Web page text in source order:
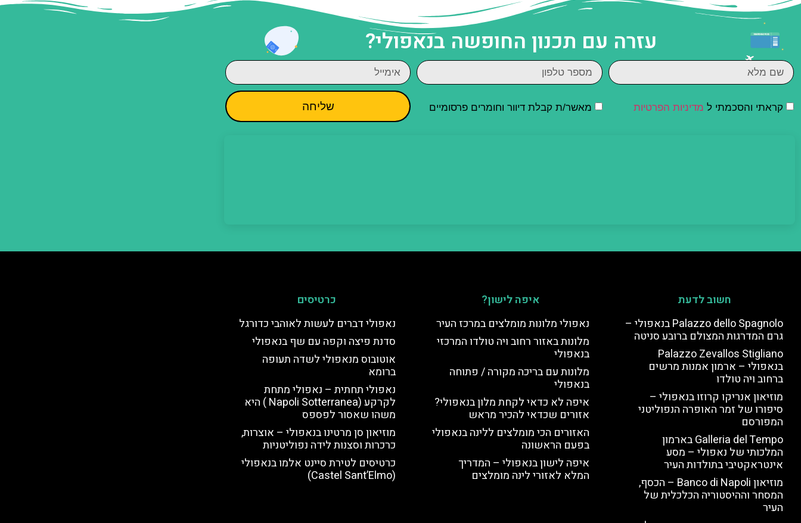
עזרה עם תכנון החופשה בנאפולי?
קראתי והסכמתי ל מדיניות הפרטיות מאשר/ת קבלת דיוור וחומרים פרסומיים שליחה
חשוב לדעת
Palazzo dello Spagnolo בנאפולי –
גרם המדרגות המצולם ברובע סניטה
Palazzo Zevallos Stigliano
בנאפולי – ארמון אמנות מרשים
ברחוב ויה טולדו
מוזיאון אנריקו קרוזו בנאפולי –
סיפורו של זמר האופרה הנפוליטני
המפורסם
Galleria del Tempo בארמון
המלכותי של נאפולי – מסע
אינטראקטיבי בתולדות העיר
מוזיאון Banco di Napoli – הכסף,
המסחר וההיסטוריה הכלכלית של
העיר
איפה לישון?
נאפולי מלונות מומלצים במרכז העיר
מלונות באזור רחוב ויה טולדו המרכזי
בנאפולי
מלונות עם בריכה מקורה / פתוחה
בנאפולי
איפה לא כדאי לקחת מלון בנאפולי?
אזורים שכדאי להכיר מראש
האזורים הכי מומלצים ללינה בנאפולי
בפעם הראשונה
איפה לישון בנאפולי – המדריך
המלא לאזורי לינה מומלצים
כרטיסים
נאפולי דברים לעשות לאוהבי כדורגל
סדנת פיצה וקפה עם שף בנאפולי
אוטובוס מנאפולי לשדה תעופה
ברומא
נאפולי תחתית – נאפולי מתחת
לקרקע (Napoli Sotterranea ) היא
משהו שאסור לפספס
מוזיאון סן מרטינו בנאפולי – אוצרות,
כרכרות וסצנות לידה נפוליטניות
כרטיסים לטירת סיינט אלמו בנאפולי
(Castel Sant’Elmo)